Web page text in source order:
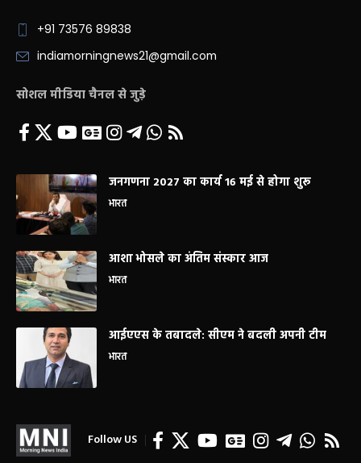
+91 73576 89838
indiamorningnews21@gmail.com
सोशल मीडिया चैनल से जुड़े
जनगणना 2027 का कार्य 16 मई से होगा शुरू
भारत
आशा भोसले का अंतिम संस्कार आज
भारत
आईएएस के तबादले: सीएम ने बदली अपनी टीम
भारत
Follow US